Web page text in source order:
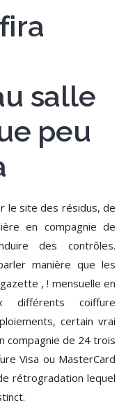
salle
peu
le site des résidus, de
en compagnie de
des contrôles.
manière que les
, ! mensuelle en
différents coiffure
certain vrai
compagnie de 24 trois
Visa ou MasterCard
rétrogradation lequel